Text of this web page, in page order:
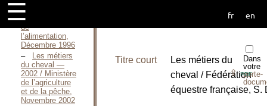
cheval
☰ fr en
de l’agriculture
de la pêche et
de
l’alimentation,
Décembre 1996
Les métiers
du cheval —
2002 / Ministère
de l’agriculture
et de la pêche,
Novembre 2002
Dans
votre
porte-
⇪PDF
Titre court
Les métiers du
cheval / Fédération
équestre française, S.